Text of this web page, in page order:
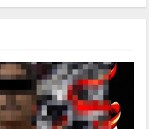
8, 2026
Professional Plus ISO File